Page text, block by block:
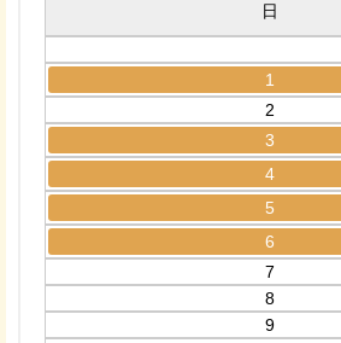
日
1
2
3
4
5
6
7
8
9